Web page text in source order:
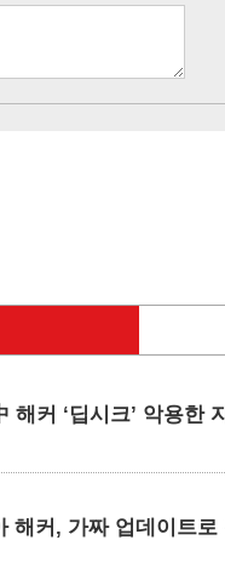
해커 ‘딥시크’ 악용한
해커, 가짜 업데이트